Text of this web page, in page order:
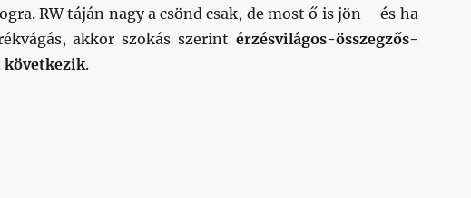
RW táján nagy a csönd csak, de most ő is jön – és ha
akkor szokás szerint érzésvilágos-összegzős-
következik.
by RW”